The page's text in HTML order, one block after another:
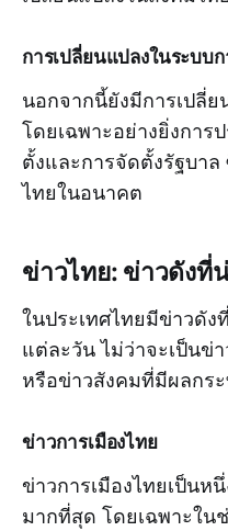
การเปลี่ยนแปลงในระบบก
นอกจากนี้ยังมีการเปลี่ย
โดยเฉพาะอย่างยิ่งการ
ตั้งและการจัดตั้งรัฐบา
ไทยในอนาคต
ข่าวไทย: ข่าวดังที่
ในประเทศไทยมีข่าวดั
แต่ละวัน ไม่ว่าจะเป็นข่
หรือข่าวสังคมที่มีผลกร
ข่าวการเมืองไทย
ข่าวการเมืองไทยเป็นห
มากที่สุด โดยเฉพาะใน